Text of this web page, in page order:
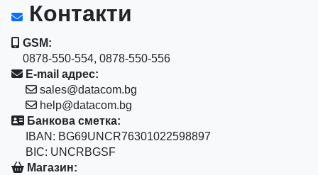
Контакти
GSM:
0878-550-554, 0878-550-556
E-mail адрес:
sales@datacom.bg
help@datacom.bg
Банкова сметка:
IBAN: BG69UNCR76301022598897
BIC: UNCRBGSF
Магазин: